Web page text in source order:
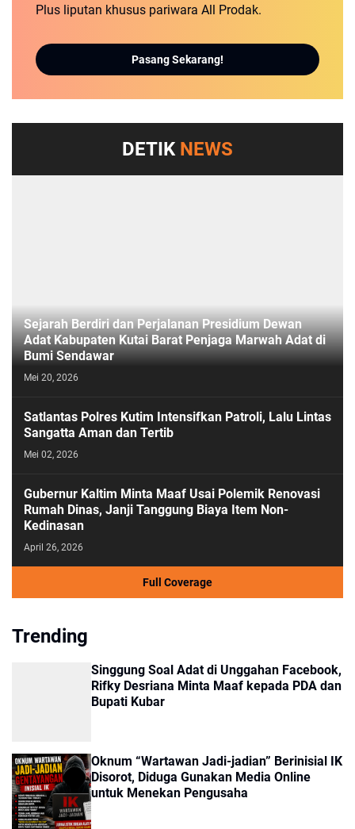
Plus liputan khusus pariwara All Prodak.
Pasang Sekarang!
DETIK NEWS
Sejarah Berdiri dan Perjalanan Presidium Dewan
Adat Kabupaten Kutai Barat Penjaga Marwah Adat di
Bumi Sendawar
Mei 20, 2026
Satlantas Polres Kutim Intensifkan Patroli, Lalu Lintas
Sangatta Aman dan Tertib
Mei 02, 2026
Gubernur Kaltim Minta Maaf Usai Polemik Renovasi
Rumah Dinas, Janji Tanggung Biaya Item Non-
Kedinasan
April 26, 2026
Full Coverage
Trending
Singgung Soal Adat di Unggahan Facebook,
Rifky Desriana Minta Maaf kepada PDA dan
Bupati Kubar
Oknum “Wartawan Jadi-jadian” Berinisial IK
Disorot, Diduga Gunakan Media Online
untuk Menekan Pengusaha